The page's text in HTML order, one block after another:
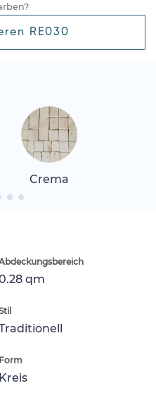
RE030
Crema
qm
Form
Kreis